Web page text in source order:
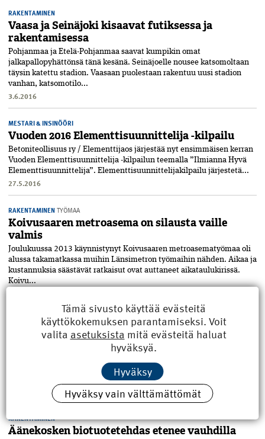
RAKENTAMINEN
Vaasa ja Seinäjoki kisaavat futiksessa ja
rakentamisessa
Pohjanmaa ja Etelä-Pohjanmaa saavat kumpikin omat
jalkapallopyhättönsä tänä kesänä. Seinäjoelle nousee katsomoltaan
täysin katettu stadion. Vaasaan puolestaan rakentuu uusi stadion
vanhan, katsomotilo...
3.6.2016
MESTARI & INSINÖÖRI
Vuoden 2016 Elementtisuunnittelija -kilpailu
Betoniteollisuus ry / Elementtijaos järjestää nyt ensimmäisen kerran
Vuoden Elementtisuunnittelija -kilpailun teemalla ”Ilmianna Hyvä
Elementtisuunnittelija”. Elementtisuunnittelijakilpailu järjestetä...
27.5.2016
RAKENTAMINENTYÖMAA
Koivusaaren metroasema on silausta vaille
valmis
Joulukuussa 2013 käynnistynyt Koivusaaren metroasematyömaa oli
alussa takamatkassa muihin Länsimetron työmaihin nähden. Aikaa ja
kustannuksia säästävät ratkaisut ovat auttaneet aikataulukirissä.
Koivu...
YBT aloittaa elementtituotannon Haaparannalla
YBT Oy:n ruotsalainen tytäryhtiö YBT Sverige AB on ostanut
betonielementtien valmistukseen rakennetut tuotantotilat. Uusi
RAKENTAMINEN
Äänekosken biotuotetehdas etenee vauhdilla
Tämä sivusto käyttää evästeitä
käyttökokemuksen parantamiseksi. Voit
valita asetuksista mitä evästeitä haluat
hyväksyä.
Hyväksy
Hyväksy vain välttämättömät